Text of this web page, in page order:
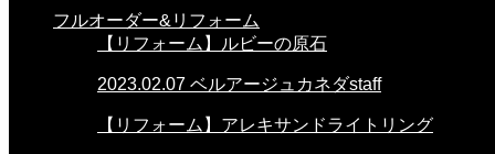
フルオーダー&リフォーム
【リフォーム】ルビーの原石
2023.02.07 ベルアージュカネダstaff
【リフォーム】アレキサンドライトリング